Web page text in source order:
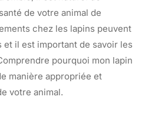
de votre animal de
chez les lapins peuvent
il est important de savoir les
pourquoi mon lapin
manière appropriée et
votre animal.